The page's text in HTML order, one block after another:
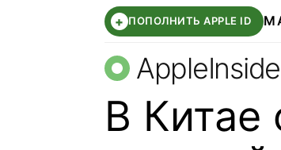
+ ПОПОЛНИТЬ APPLE ID
В Китае